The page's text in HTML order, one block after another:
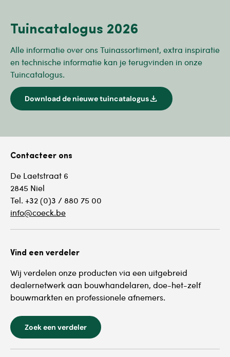
Tuincatalogus 2026
Alle informatie over ons Tuinassortiment, extra inspiratie
en technische informatie kan je terugvinden in onze
Tuincatalogus.
Download de nieuwe tuincatalogusdownload
Contacteer ons
De Laetstraat 6
2845 Niel
Tel. +32 (0)3 / 880 75 00
info@coeck.be
Vind een verdeler
Wij verdelen onze producten via een uitgebreid
dealernetwerk aan bouwhandelaren, doe-het-zelf
bouwmarkten en professionele afnemers.
Zoek een verdeler